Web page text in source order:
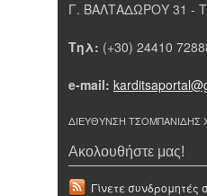
Γ. ΒΑΛΤΑΔΩΡΟΥ 31 -
Τηλ: (+30) 24410
e-mail:
ΔΙΕΥΘΥΝΣΗ
Ακολουθήστε μας!
Γίνετε συνδρομητές